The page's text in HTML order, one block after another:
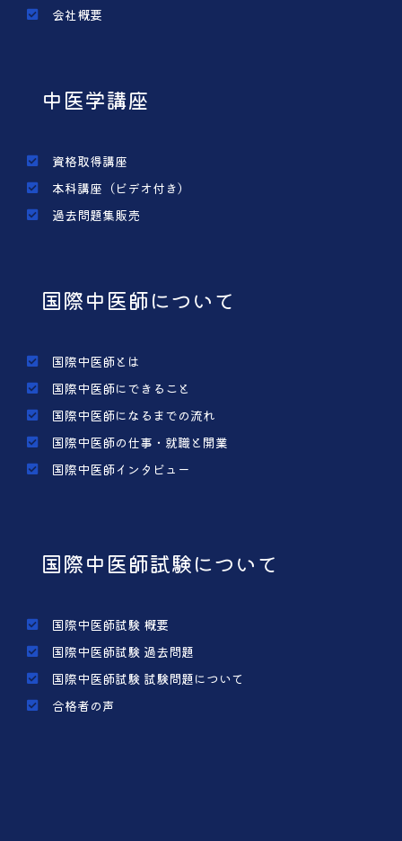
会社概要
中医学講座
資格取得講座
本科講座（ビデオ付き）
過去問題集販売
国際中医師について
国際中医師とは
国際中医師にできること
国際中医師になるまでの流れ
国際中医師の仕事・就職と開業
国際中医師インタビュー
国際中医師試験について
国際中医師試験 概要
国際中医師試験 過去問題
国際中医師試験 試験問題について
合格者の声